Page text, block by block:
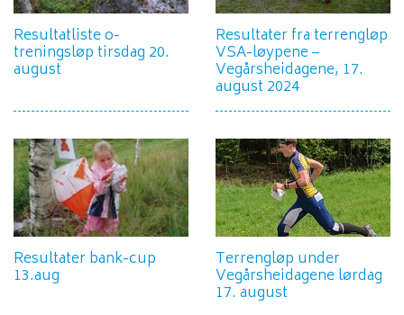
Resultatliste o-
treningsløp tirsdag 20.
august
Resultater fra terrengløp
VSA-løypene –
Vegårsheidagene, 17.
august 2024
Resultater bank-cup
13.aug
Terrengløp under
Vegårsheidagene lørdag
17. august